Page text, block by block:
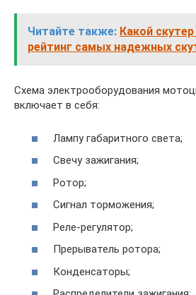
Читайте также: Какой
рейтинг самых надежных
Схема электрооборудования
включает в себя:
Лампу габаритного света;
Свечу зажигания;
Ротор;
Сигнал торможения;
Реле-регулятор;
Прерыватель ротора;
Конденсаторы;